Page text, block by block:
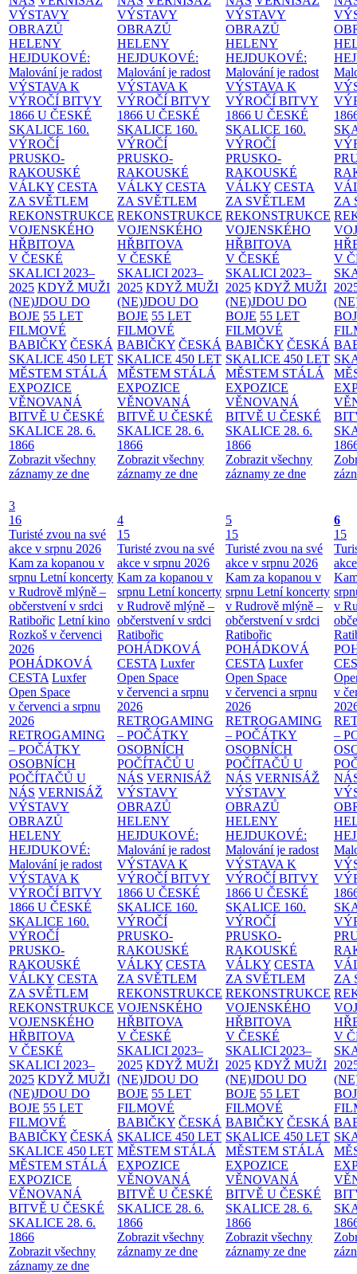
VÝSTAVY
OBRAZŮ
HELENY
HEJDUKOVÉ:
Malování je radost
VÝSTAVA K
VÝROČÍ BITVY
1866 U ČESKÉ
SKALICE 160.
VÝROČÍ
PRUSKO-
RAKOUSKÉ
VÁLKY CESTA
ZA SVĚTLEM
REKONSTRUKCE
VOJENSKÉHO
HŘBITOVA
V ČESKÉ
SKALICI 2023–
2025 KDYŽ MUŽI
(NE)JDOU DO
BOJE 55 LET
FILMOVÉ
BABIČKY ČESKÁ
SKALICE 450 LET
MĚSTEM STÁLÁ
EXPOZICE
VĚNOVANÁ
BITVĚ U ČESKÉ
SKALICE 28. 6.
1866
Zobrazit všechny
záznamy ze dne
VÝSTAVY
OBRAZŮ
HELENY
HEJDUKOVÉ:
Malování je radost
VÝSTAVA K
VÝROČÍ BITVY
1866 U ČESKÉ
SKALICE 160.
VÝROČÍ
PRUSKO-
RAKOUSKÉ
VÁLKY CESTA
ZA SVĚTLEM
REKONSTRUKCE
VOJENSKÉHO
HŘBITOVA
V ČESKÉ
SKALICI 2023–
2025 KDYŽ MUŽI
(NE)JDOU DO
BOJE 55 LET
FILMOVÉ
BABIČKY ČESKÁ
SKALICE 450 LET
MĚSTEM STÁLÁ
EXPOZICE
VĚNOVANÁ
BITVĚ U ČESKÉ
SKALICE 28. 6.
1866
Zobrazit všechny
záznamy ze dne
VÝSTAVY
OBRAZŮ
HELENY
HEJDUKOVÉ:
Malování je radost
VÝSTAVA K
VÝROČÍ BITVY
1866 U ČESKÉ
SKALICE 160.
VÝROČÍ
PRUSKO-
RAKOUSKÉ
VÁLKY CESTA
ZA SVĚTLEM
REKONSTRUKCE
VOJENSKÉHO
HŘBITOVA
V ČESKÉ
SKALICI 2023–
2025 KDYŽ MUŽI
(NE)JDOU DO
BOJE 55 LET
FILMOVÉ
BABIČKY ČESKÁ
SKALICE 450 LET
MĚSTEM STÁLÁ
EXPOZICE
VĚNOVANÁ
BITVĚ U ČESKÉ
SKALICE 28. 6.
1866
Zobrazit všechny
záznamy ze dne
ZA
V
3
16
Turisté zvou na své
akce v srpnu 2026
Kam za kopanou v
srpnu Letní koncerty
v Rudrově mlýně –
občerstvení v srdci
Ratibořic Letní kino
Rozkoš v červenci
2026
POHÁDKOVÁ
CESTA Luxfer
Open Space
v červenci a srpnu
2026
RETROGAMING
– POČÁTKY
OSOBNÍCH
POČÍTAČŮ U
NÁS VERNISÁŽ
VÝSTAVY
OBRAZŮ
HELENY
HEJDUKOVÉ:
Malování je radost
VÝSTAVA K
VÝROČÍ BITVY
1866 U ČESKÉ
SKALICE 160.
VÝROČÍ
PRUSKO-
RAKOUSKÉ
VÁLKY CESTA
ZA SVĚTLEM
REKONSTRUKCE
VOJENSKÉHO
HŘBITOVA
V ČESKÉ
SKALICI 2023–
2025 KDYŽ MUŽI
(NE)JDOU DO
BOJE 55 LET
FILMOVÉ
BABIČKY ČESKÁ
SKALICE 450 LET
MĚSTEM STÁLÁ
EXPOZICE
VĚNOVANÁ
BITVĚ U ČESKÉ
SKALICE 28. 6.
1866
Zobrazit všechny
záznamy ze dne
4
15
Turisté zvou na své
akce v srpnu 2026
Kam za kopanou v
srpnu Letní koncerty
v Rudrově mlýně –
občerstvení v srdci
Ratibořic
POHÁDKOVÁ
CESTA Luxfer
Open Space
v červenci a srpnu
2026
RETROGAMING
– POČÁTKY
OSOBNÍCH
POČÍTAČŮ U
NÁS VERNISÁŽ
VÝSTAVY
OBRAZŮ
HELENY
HEJDUKOVÉ:
Malování je radost
VÝSTAVA K
VÝROČÍ BITVY
1866 U ČESKÉ
SKALICE 160.
VÝROČÍ
PRUSKO-
RAKOUSKÉ
VÁLKY CESTA
ZA SVĚTLEM
REKONSTRUKCE
VOJENSKÉHO
HŘBITOVA
V ČESKÉ
SKALICI 2023–
2025 KDYŽ MUŽI
(NE)JDOU DO
BOJE 55 LET
FILMOVÉ
BABIČKY ČESKÁ
SKALICE 450 LET
MĚSTEM STÁLÁ
EXPOZICE
VĚNOVANÁ
BITVĚ U ČESKÉ
SKALICE 28. 6.
1866
Zobrazit všechny
záznamy ze dne
5
15
Turisté zvou na své
akce v srpnu 2026
Kam za kopanou v
srpnu Letní koncerty
v Rudrově mlýně –
občerstvení v srdci
Ratibořic
POHÁDKOVÁ
CESTA Luxfer
Open Space
v červenci a srpnu
2026
RETROGAMING
– POČÁTKY
OSOBNÍCH
POČÍTAČŮ U
NÁS VERNISÁŽ
VÝSTAVY
OBRAZŮ
HELENY
HEJDUKOVÉ:
Malování je radost
VÝSTAVA K
VÝROČÍ BITVY
1866 U ČESKÉ
SKALICE 160.
VÝROČÍ
PRUSKO-
RAKOUSKÉ
VÁLKY CESTA
ZA SVĚTLEM
REKONSTRUKCE
VOJENSKÉHO
HŘBITOVA
V ČESKÉ
SKALICI 2023–
2025 KDYŽ MUŽI
(NE)JDOU DO
BOJE 55 LET
FILMOVÉ
BABIČKY ČESKÁ
SKALICE 450 LET
MĚSTEM STÁLÁ
EXPOZICE
VĚNOVANÁ
BITVĚ U ČESKÉ
SKALICE 28. 6.
1866
Zobrazit všechny
záznamy ze dne
6
15
v
v
–
ZA
V